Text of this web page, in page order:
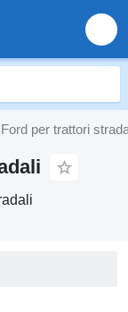
per trattori